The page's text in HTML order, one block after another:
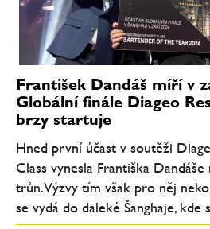
František Dandáš míří v
Globální finále Diageo
brzy startuje
Hned první účast v soutěži
Class vynesla Františka
trůn. Výzvy tím však pro něj
se vydá do daleké Šanghaje, kde